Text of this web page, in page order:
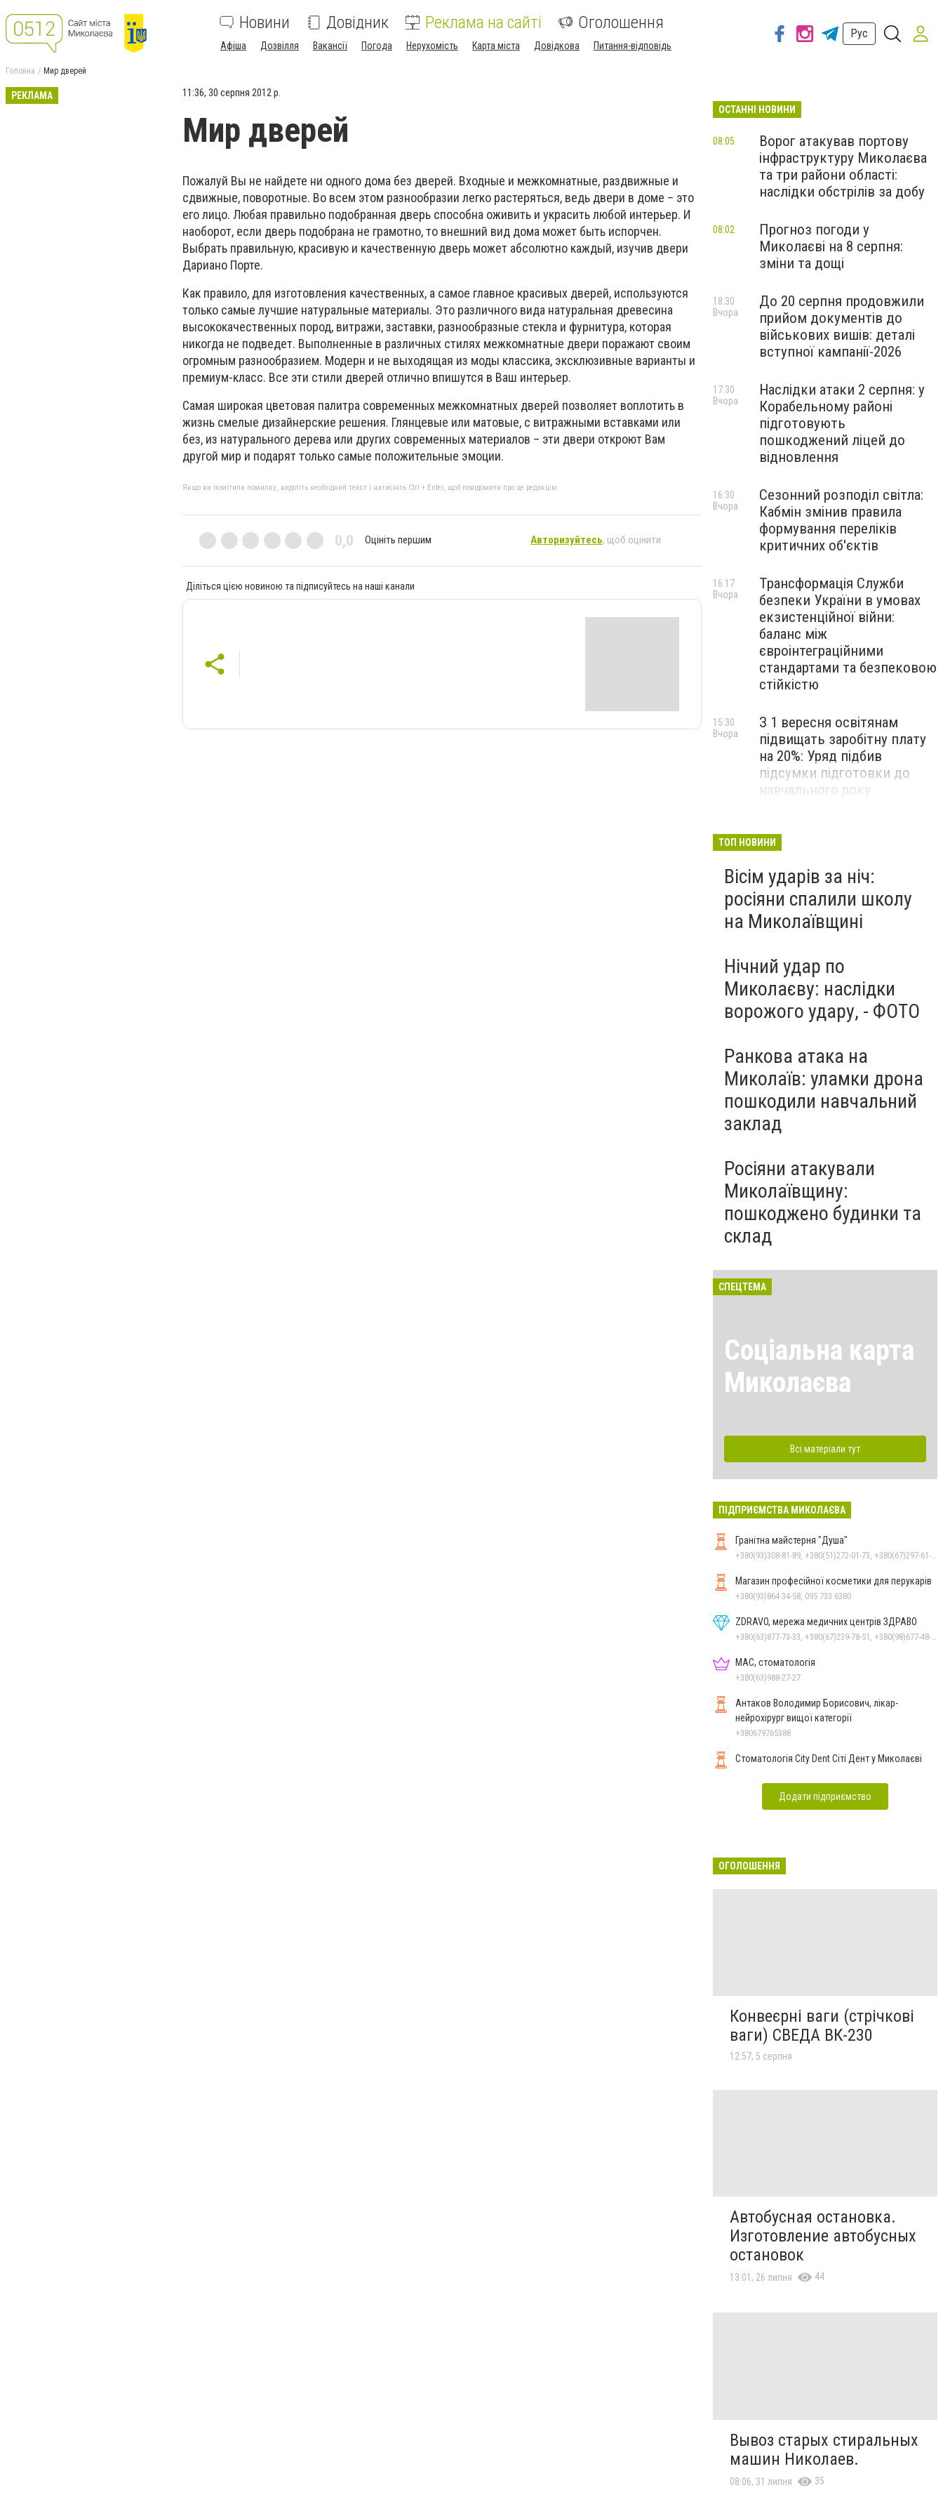
Новини Довідник Реклама на сайті Оголошення
Афіша Дозвілля Вакансії Погода Нерухомість Карта міста Довідкова Питання-відповідь
Рус
Головна Мир дверей
РЕКЛАМА 11:36, 30 серпня 2012 р.
Мир дверей
Пожалуй Вы не найдете ни одного дома без дверей. Входные и межкомнатные, раздвижные и
сдвижные, поворотные. Во всем этом разнообразии легко растеряться, ведь двери в доме – это
его лицо. Любая правильно подобранная дверь способна оживить и украсить любой интерьер. И
наоборот, если дверь подобрана не грамотно, то внешний вид дома может быть испорчен.
Выбрать правильную, красивую и качественную дверь может абсолютно каждый, изучив двери
Дариано Порте.
Как правило, для изготовления качественных, а самое главное красивых дверей, используются
только самые лучшие натуральные материалы. Это различного вида натуральная древесина
высококачественных пород, витражи, заставки, разнообразные стекла и фурнитура, которая
никогда не подведет. Выполненные в различных стилях межкомнатные двери поражают своим
огромным разнообразием. Модерн и не выходящая из моды классика, эксклюзивные варианты и
премиум-класс. Все эти стили дверей отлично впишутся в Ваш интерьер.
Самая широкая цветовая палитра современных межкомнатных дверей позволяет воплотить в
жизнь смелые дизайнерские решения. Глянцевые или матовые, с витражными вставками или
без, из натурального дерева или других современных материалов – эти двери откроют Вам
другой мир и подарят только самые положительные эмоции.
Якщо ви помітили помилку, виділіть необхідний текст і натисніть Ctrl + Enter, щоб повідомити про це редакцію
0,0 Оцініть першим Авторизуйтесь, щоб оцінити
Діліться цією новиною та підписуйтесь на наші канали
ОСТАННІ НОВИНИ
Ворог атакував портову
інфраструктуру Миколаєва
та три райони області:
наслідки обстрілів за добу
08:05
Прогноз погоди у
Миколаєві на 8 серпня:
зміни та дощі
08:02
До 20 серпня продовжили
прийом документів до
військових вишів: деталі
вступної кампанії-2026
18:30
Вчора
Наслідки атаки 2 серпня: у
Корабельному районі
підготовують
пошкоджений ліцей до
відновлення
17:30
Вчора
Сезонний розподіл світла:
Кабмін змінив правила
формування переліків
критичних об'єктів
16:30
Вчора
Трансформація Служби
безпеки України в умовах
екзистенційної війни:
баланс між
євроінтеграційними
стандартами та безпековою
стійкістю
16:17
Вчора
З 1 вересня освітянам
підвищать заробітну плату
на 20%: Уряд підбив
підсумки підготовки до
навчального року
15:30
Вчора
ліквідували складну аварію
Вчора
ТОП НОВИНИ
Вісім ударів за ніч:
росіяни спалили школу
на Миколаївщині
Нічний удар по
Миколаєву: наслідки
ворожого удару, - ФОТО
Ранкова атака на
Миколаїв: уламки дрона
пошкодили навчальний
заклад
Росіяни атакували
Миколаївщину:
пошкоджено будинки та
склад
СПЕЦТЕМА
Соціальна карта
Миколаєва
Всі матеріали тут
ПІДПРИЄМСТВА МИКОЛАЄВА
Гранітна майстерня "Душа"
Магазин професійної косметики для перукарів
+380(93)864-34-58, 095 733 6380
ZDRAVO, мережа медичних центрів ЗДРАВО
МАС, стоматологія
+380(63)988-27-27
Антаков Володимир Борисович, лікар-
нейрохірург вищої категорії
+380679765388
Стоматологія City Dent Сіті Дент у Миколаєві
Додати підприємство
ОГОЛОШЕННЯ
Конвеєрні ваги (стрічкові
ваги) СВЕДА ВК-230
12:57, 5 серпня
Автобусная остановка.
Изготовление автобусных
остановок
13:01, 26 липня 44
Вывоз старых стиральных
машин Николаев.
08:06, 31 липня 35